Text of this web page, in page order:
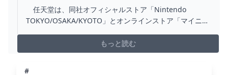
テンドーストアにて販売開始。ゾナウギア 翼のラ
グなどが登場 - GAME WATCH
任天堂は、同社オフィシャルストア「Nintendo
TOKYO/OSAKA/KYOTO」とオンラインストア「マイニン
キングダム」の新グッズの予約を4月26日より開始した。
もっと読む
#